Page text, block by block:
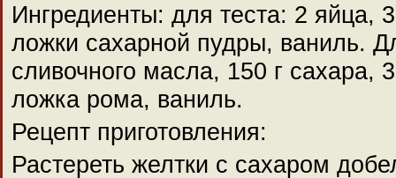
Ингредиенты: для теста: 2 яйца,
ложки сахарной пудры, ваниль.
сливочного масла, 150 г сахара,
ложка рома, ваниль.
Рецепт приготовления:
Растереть желтки с сахаром